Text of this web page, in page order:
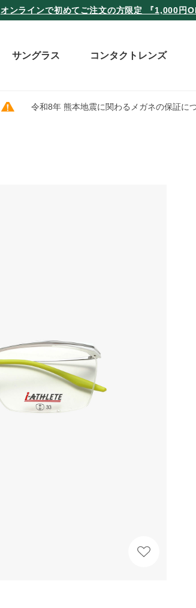
オンラインで初めてご注文の方限定 『1,000円
サングラス コンタクトレンズ
令和8年 熊本地震に関わるメガネの保証に